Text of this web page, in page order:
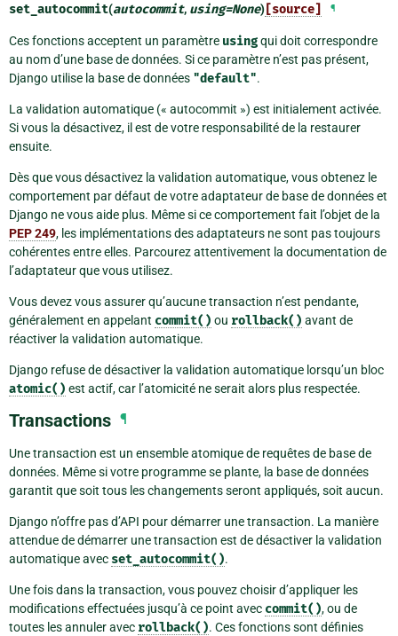
set_autocommit(autocommit, using=None) [source] ¶
Ces fonctions acceptent un paramètre usingqui doit correspondre
au nom d’une base de données. Si ce paramètre n’est pas présent,
Django utilise la base de données "default".
La validation automatique (« autocommit ») est initialement activée.
Si vous la désactivez, il est de votre responsabilité de la restaurer
ensuite.
Dès que vous désactivez la validation automatique, vous obtenez le
comportement par défaut de votre adaptateur de base de données et
Django ne vous aide plus. Même si ce comportement fait l’objet de la
PEP 249, les implémentations des adaptateurs ne sont pas toujours
cohérentes entre elles. Parcourez attentivement la documentation de
l’adaptateur que vous utilisez.
Vous devez vous assurer qu’aucune transaction n’est pendante,
généralement en appelant commit() ou rollback() avant de
réactiver la validation automatique.
Django refuse de désactiver la validation automatique lorsqu’un bloc
atomic() est actif, car l’atomicité ne serait alors plus respectée.
Transactions ¶
Une transaction est un ensemble atomique de requêtes de base de
données. Même si votre programme se plante, la base de données
garantit que soit tous les changements seront appliqués, soit aucun.
Django n’offre pas d’API pour démarrer une transaction. La manière
attendue de démarrer une transaction est de désactiver la validation
automatique avec set_autocommit().
Une fois dans la transaction, vous pouvez choisir d’appliquer les
modifications effectuées jusqu’à ce point avec commit(), ou de
toutes les annuler avec rollback(). Ces fonctions sont définies